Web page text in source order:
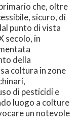
che, oltre
sicuro, di
punto di vista
secolo, in
della
coltura in zone
di pesticidi e
luogo a colture
un notevole